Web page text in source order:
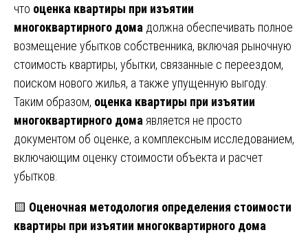
что оценка квартиры при изъятии
многоквартирного дома должна обеспечивать полное
возмещение убытков собственника, включая рыночную
стоимость квартиры, убытки, связанные с переездом,
поиском нового жилья, а также упущенную выгоду.
Таким образом, оценка квартиры при изъятии
многоквартирного дома является не просто
документом об оценке, а комплексным исследованием,
включающим оценку стоимости объекта и расчет
убытков.
🟨 Оценочная методология определения стоимости
квартиры при изъятии многоквартирного дома